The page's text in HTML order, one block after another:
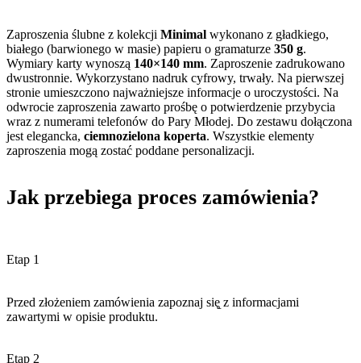
Zaproszenia ślubne z kolekcji Minimal wykonano z gładkiego,
białego (barwionego w masie) papieru o gramaturze 350 g.
Wymiary karty wynoszą 140×140 mm. Zaproszenie zadrukowano
dwustronnie. Wykorzystano nadruk cyfrowy, trwały. Na pierwszej
stronie umieszczono najważniejsze informacje o uroczystości. Na
odwrocie zaproszenia zawarto prośbę o potwierdzenie przybycia
wraz z numerami telefonów do Pary Młodej. Do zestawu dołączona
jest elegancka, ciemnozielona koperta. Wszystkie elementy
zaproszenia mogą zostać poddane personalizacji.
Jak przebiega proces zamówienia?
Etap 1
Przed złożeniem zamówienia zapoznaj się̨ z informacjami
zawartymi w opisie produktu.
Etap 2